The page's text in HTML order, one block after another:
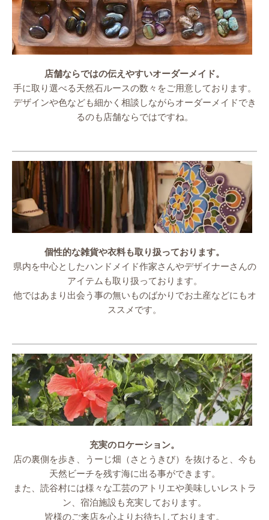
店舗ならではの伝えやすいオーダーメイド。
手に取り選べる天然石ルースの数々をご用意しております。
デザインや色なども細かく相談しながらオーダーメイドでき
るのも店舗ならではですね。
個性的な雑貨や衣料も取り扱っております。
県内を中心としたハンドメイド作家さんやデザイナーさんの
アイテムも取り扱っております。
他ではあまり出会う事の無いものばかりでお土産などにもオ
ススメです。
充実のロケーション。
店の裏側を歩き、うーじ畑（さとうきび）を抜けると、今も
天然ビーチを残す海に出る事ができます。
また、読谷村には様々な工芸のアトリエや美味しいレストラ
ン、宿泊施設も充実しております。
皆様のご来店を心よりお待ちしております。